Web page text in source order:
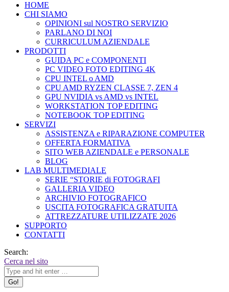
HOME
CHI SIAMO
OPINIONI sul NOSTRO SERVIZIO
PARLANO DI NOI
CURRICULUM AZIENDALE
PRODOTTI
GUIDA PC e COMPONENTI
PC VIDEO FOTO EDITING 4K
CPU INTEL o AMD
CPU AMD RYZEN CLASSE 7, ZEN 4
GPU NVIDIA vs AMD vs INTEL
WORKSTATION TOP EDITING
NOTEBOOK TOP EDITING
SERVIZI
ASSISTENZA e RIPARAZIONE COMPUTER
OFFERTA FORMATIVA
SITO WEB AZIENDALE e PERSONALE
BLOG
LAB MULTIMEDIALE
SERIE “STORIE di FOTOGRAFI
GALLERIA VIDEO
ARCHIVIO FOTOGRAFICO
USCITA FOTOGRAFICA GRATUITA
ATTREZZATURE UTILIZZATE 2026
SUPPORTO
CONTATTI
Search:
Cerca nel sito